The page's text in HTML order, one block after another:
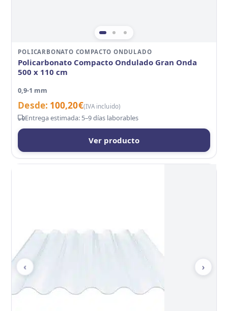
POLICARBONATO COMPACTO ONDULADO
Policarbonato Compacto Ondulado Gran Onda
500 x 110 cm
0,9-1 mm
Desde: 100,20€(IVA incluido)
Entrega estimada: 5–9 días laborables
Ver producto
‹ ›